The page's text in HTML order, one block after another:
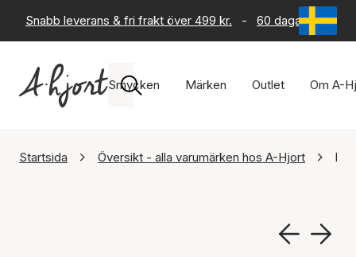
Snabb leverans & fri frakt över 499 kr. - 60 dagars
Smycken Märken Outlet Om A-
Startsida Översikt - alla varumärken hos A-Hjort